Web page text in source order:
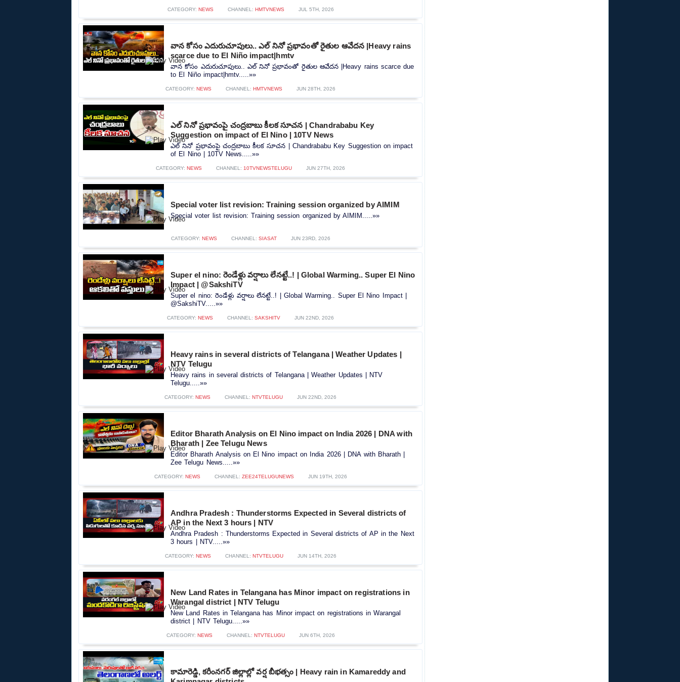
CATEGORY: NEWS CHANNEL: HMTVNEWS JUL 5TH, 2026
వాన కోసం ఎదురుచూపులు.. ఎల్ నినో ప్రభావంతో రైతుల ఆవేదన |Heavy rains
scarce due to El Niño impact|hmtv
వాన కోసం ఎదురుచూపులు.. ఎల్ నినో ప్రభావంతో రైతుల ఆవేదన |Heavy rains scarce due
to El Niño impact|hmtv.....»»
CATEGORY: NEWS CHANNEL: HMTVNEWS JUN 28TH, 2026
ఎల్ నినో ప్రభావంపై చంద్రబాబు కీలక సూచన | Chandrababu Key
Suggestion on impact of El Nino | 10TV News
ఎల్ నినో ప్రభావంపై చంద్రబాబు కీలక సూచన | Chandrababu Key Suggestion on impact
of El Nino | 10TV News.....»»
CATEGORY: NEWS CHANNEL: 10TVNEWSTELUGU JUN 27TH, 2026
Special voter list revision: Training session organized by AIMIM
Special voter list revision: Training session organized by AIMIM.....»»
CATEGORY: NEWS CHANNEL: SIASAT JUN 23RD, 2026
Super el nino: రెండేళ్లు వర్షాలు లేనట్టే..! | Global Warming.. Super El Nino
Impact | @SakshiTV
Super el nino: రెండేళ్లు వర్షాలు లేనట్టే..! | Global Warming.. Super El Nino Impact |
@SakshiTV.....»»
CATEGORY: NEWS CHANNEL: SAKSHITV JUN 22ND, 2026
Heavy rains in several districts of Telangana | Weather Updates |
NTV Telugu
Heavy rains in several districts of Telangana | Weather Updates | NTV
Telugu.....»»
CATEGORY: NEWS CHANNEL: NTVTELUGU JUN 22ND, 2026
Editor Bharath Analysis on El Nino impact on India 2026 | DNA with
Bharath | Zee Telugu News
Editor Bharath Analysis on El Nino impact on India 2026 | DNA with Bharath |
Zee Telugu News.....»»
CATEGORY: NEWS CHANNEL: ZEE24TELUGUNEWS JUN 19TH, 2026
Andhra Pradesh : Thunderstorms Expected in Several districts of
AP in the Next 3 hours | NTV
Andhra Pradesh : Thunderstorms Expected in Several districts of AP in the Next
3 hours | NTV.....»»
CATEGORY: NEWS CHANNEL: NTVTELUGU JUN 14TH, 2026
New Land Rates in Telangana has Minor impact on registrations in
Warangal district | NTV Telugu
New Land Rates in Telangana has Minor impact on registrations in Warangal
district | NTV Telugu.....»»
CATEGORY: NEWS CHANNEL: NTVTELUGU JUN 6TH, 2026
కామారెడ్డి, కరీంనగర్ జిల్లాల్లో వర్ష బీభత్సం | Heavy rain in Kamareddy and